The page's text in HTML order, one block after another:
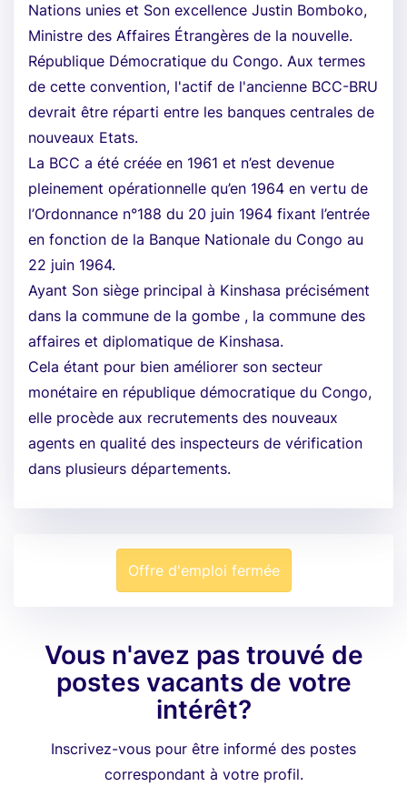
Nations unies et Son excellence Justin Bomboko,
Ministre des Affaires Étrangères de la nouvelle.
République Démocratique du Congo. Aux termes
de cette convention, l'actif de l'ancienne BCC-BRU
devrait être réparti entre les banques centrales de
nouveaux Etats.
La BCC a été créée en 1961 et n’est devenue
pleinement opérationnelle qu’en 1964 en vertu de
l’Ordonnance n°188 du 20 juin 1964 fixant l’entrée
en fonction de la Banque Nationale du Congo au
22 juin 1964.
Ayant Son siège principal à Kinshasa précisément
dans la commune de la gombe , la commune des
affaires et diplomatique de Kinshasa.
Cela étant pour bien améliorer son secteur
monétaire en république démocratique du Congo,
elle procède aux recrutements des nouveaux
agents en qualité des inspecteurs de vérification
dans plusieurs départements.
Offre d'emploi fermée
Vous n'avez pas trouvé de
postes vacants de votre
intérêt?
Inscrivez-vous pour être informé des postes
correspondant à votre profil.